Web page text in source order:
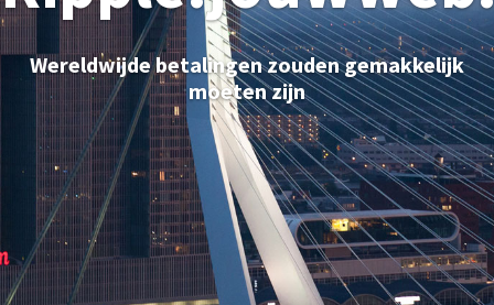
Wereldwijde betalingen zouden gemakkelijk
moeten zijn